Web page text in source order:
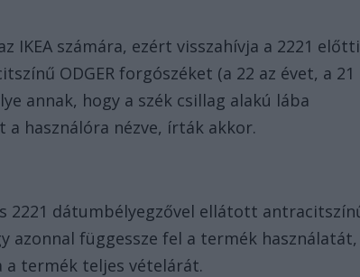
IKEA számára, ezért visszahívja a 2221 előtti
ODGER forgószéket (a 22 az évet, a 21
annak, hogy a szék csillag alakú lába
a használóra nézve, írták akkor.
2221 dátumbélyegzővel ellátott
azonnal függessze fel a termék használatát,
a termék teljes vételárát.